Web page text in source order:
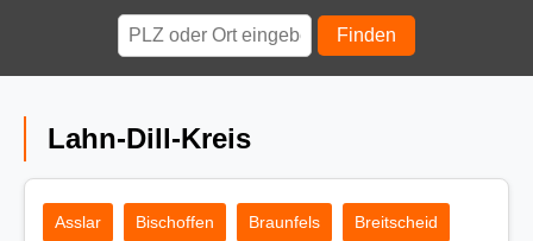
Finden
Lahn-Dill-Kreis
Asslar Bischoffen Braunfels Breitscheid